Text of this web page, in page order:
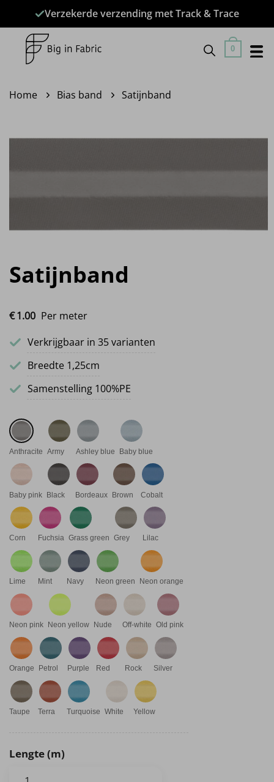
inhoud
Verzekerde verzending met Track & Trace
0
Home Bias band Satijnband
Satijnband
€1.00 Per meter
Verkrijgbaar in 35 varianten
Breedte 1,25cm
Samenstelling 100%PE
Anthracite Army Ashley blue Baby blue
Baby pink Black Bordeaux Brown Cobalt
Corn Fuchsia Grass green Grey Lilac
Lime Mint Navy Neon green Neon orange
Neon pink Neon yellow Nude Off-white Old pink
Orange Petrol Purple Red Rock Silver
Taupe Terra Turquoise White Yellow
Lengte (m)